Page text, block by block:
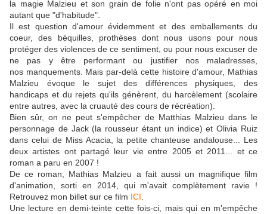
la magie Malzieu et son grain de folie n'ont pas opéré en moi
autant que "d'habitude".
Il est question d'amour évidemment et des emballements du
coeur, des béquilles, prothèses dont nous usons pour nous
protéger des violences de ce sentiment, ou pour nous excuser de
ne pas y être performant ou justifier nos maladresses,
nos manquements. Mais par-delà cette histoire d'amour, Mathias
Malzieu évoque le sujet des différences physiques, des
handicaps et du rejets qu'ils génèrent, du harcèlement (scolaire
entre autres, avec la cruauté des cours de récréation).
Bien sûr, on ne peut s'empêcher de Matthias Malzieu dans le
personnage de Jack (la rousseur étant un indice) et Olivia Ruiz
dans celui de Miss Acacia, la petite chanteuse andalouse... Les
deux artistes ont partagé leur vie entre 2005 et 2011... et ce
roman a paru en 2007 !
De ce roman, Mathias Malzieu a fait aussi un magnifique film
d'animation, sorti en 2014, qui m'avait complètement ravie !
Retrouvez mon billet sur ce film ICI
Une lecture en demi-teinte cette fois-ci, mais qui en m'empêche